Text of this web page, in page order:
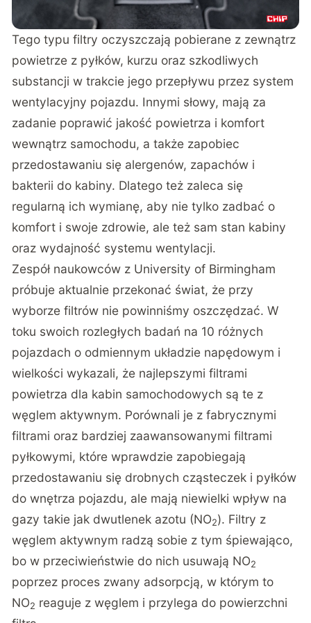
Tego typu filtry oczyszczają pobierane z zewnątrz
powietrze z pyłków, kurzu oraz szkodliwych
substancji w trakcie jego przepływu przez system
wentylacyjny pojazdu. Innymi słowy, mają za
zadanie poprawić jakość powietrza i komfort
wewnątrz samochodu, a także zapobiec
przedostawaniu się alergenów, zapachów i
bakterii do kabiny. Dlatego też zaleca się
regularną ich wymianę, aby nie tylko zadbać o
komfort i swoje zdrowie, ale też sam stan kabiny
oraz wydajność systemu wentylacji.
Zespół naukowców z University of Birmingham
próbuje aktualnie przekonać świat, że przy
wyborze filtrów nie powinniśmy oszczędzać. W
toku swoich rozległych badań na 10 różnych
pojazdach o odmiennym układzie napędowym i
wielkości wykazali, że najlepszymi filtrami
powietrza dla kabin samochodowych są te z
węglem aktywnym. Porównali je z fabrycznymi
filtrami oraz bardziej zaawansowanymi filtrami
pyłkowymi, które wprawdzie zapobiegają
przedostawaniu się drobnych cząsteczek i pyłków
do wnętrza pojazdu, ale mają niewielki wpływ na
gazy takie jak dwutlenek azotu (NO2). Filtry z
węglem aktywnym radzą sobie z tym śpiewająco,
bo w przeciwieństwie do nich usuwają NO2
poprzez proces zwany adsorpcją, w którym to
NO2 reaguje z węglem i przylega do powierzchni